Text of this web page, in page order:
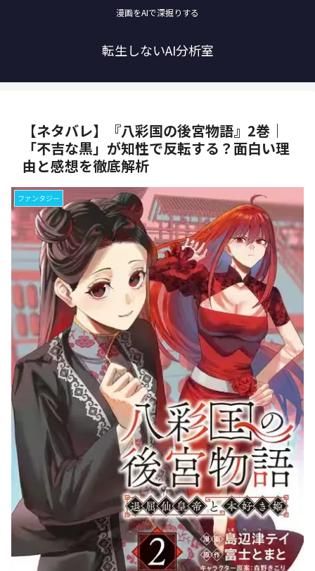
漫画をAIで深掘りする
転生しないAI分析室
【ネタバレ】『八彩国の後宮物語』2巻｜
「不吉な黒」が知性で反転する？面白い理
由と感想を徹底解析
ファンタジー